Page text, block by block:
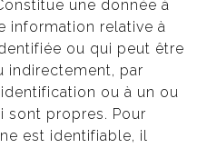
une donnée à
information relative à
ou qui peut être
indirectement, par
ou à un ou
sont propres. Pour
est identifiable, il